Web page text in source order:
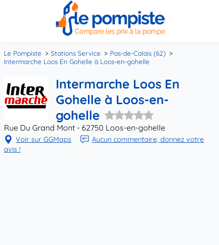
Le Pompiste Stations Service
Pas-de-Calais (62)
Intermarche Loos En Gohelle à Loos-en-gohelle
Intermarche Loos En
Gohelle à Loos-en-
gohelle
Rue Du Grand Mont - 62750 Loos-en-gohelle
Voir sur GGMaps
Aucun commentaire, donnez votre
avis !